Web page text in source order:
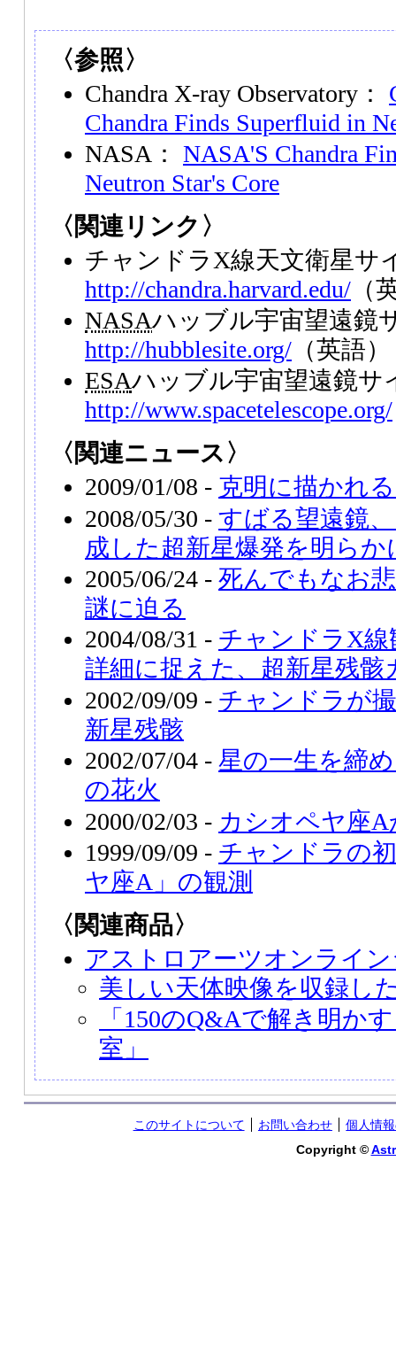
〈参照〉
Chandra X-ray Observatory：
Chandra Finds Superfluid in
NASA： NASA'S Chandra
Neutron Star's Core
〈関連リンク〉
チャンドラX線天文衛星サ
http://chandra.harvard.edu/ （
NASAハッブル宇宙望遠鏡
http://hubblesite.org/ （英語）
ESAハッブル宇宙望遠鏡サ
http://www.spacetelescope.org/
〈関連ニュース〉
2009/01/08 - 克明に描かれ
2008/05/30 - すばる望遠鏡
成した超新星爆発を明らか
2005/06/24 - 死んでもなお
謎に迫る
2004/08/31 - チャンドラX
詳細に捉えた、超新星残骸
2002/09/09 - チャンドラが
新星残骸
2002/07/04 - 星の一生を締
の花火
2000/02/03 - カシオペヤ座
1999/09/09 - チャンドラの
ヤ座A」の観測
〈関連商品〉
アストロアーツオンライ
美しい天体映像を収録し
「150のQ&Aで解き明か
室」
このサイトについて お問い合わせ
個人情
Copyright ©